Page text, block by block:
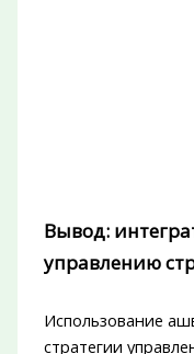
Вывод:
управлению
Использование
стратегии